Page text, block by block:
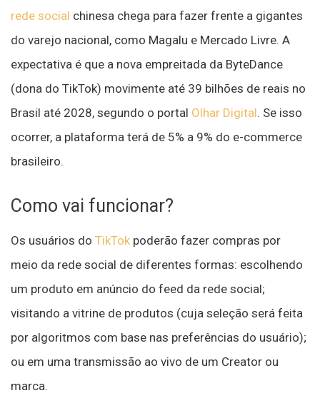
rede social chinesa chega para fazer frente a gigantes
do varejo nacional, como Magalu e Mercado Livre. A
expectativa é que a nova empreitada da ByteDance
(dona do TikTok) movimente até 39 bilhões de reais no
Brasil até 2028, segundo o portal Olhar Digital. Se isso
ocorrer, a plataforma terá de 5% a 9% do e-commerce
brasileiro.
Como vai funcionar?
Os usuários do TikTok poderão fazer compras por
meio da rede social de diferentes formas: escolhendo
um produto em anúncio do feed da rede social;
visitando a vitrine de produtos (cuja seleção será feita
por algoritmos com base nas preferências do usuário);
ou em uma transmissão ao vivo de um Creator ou
marca.